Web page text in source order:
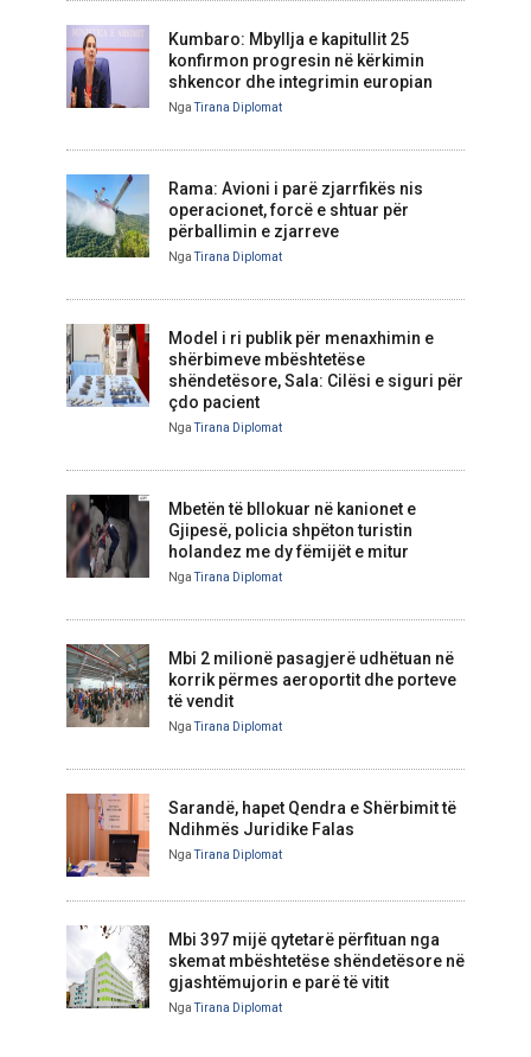
Kumbaro: Mbyllja e kapitullit 25
konfirmon progresin në kërkimin
shkencor dhe integrimin europian
NgaTirana Diplomat
Rama: Avioni i parë zjarrfikës nis
operacionet, forcë e shtuar për
përballimin e zjarreve
NgaTirana Diplomat
Model i ri publik për menaxhimin e
shërbimeve mbështetëse
shëndetësore, Sala: Cilësi e siguri për
çdo pacient
NgaTirana Diplomat
Mbetën të bllokuar në kanionet e
Gjipesë, policia shpëton turistin
holandez me dy fëmijët e mitur
NgaTirana Diplomat
Mbi 2 milionë pasagjerë udhëtuan në
korrik përmes aeroportit dhe porteve
të vendit
NgaTirana Diplomat
Sarandë, hapet Qendra e Shërbimit të
Ndihmës Juridike Falas
NgaTirana Diplomat
Mbi 397 mijë qytetarë përfituan nga
skemat mbështetëse shëndetësore në
gjashtëmujorin e parë të vitit
NgaTirana Diplomat